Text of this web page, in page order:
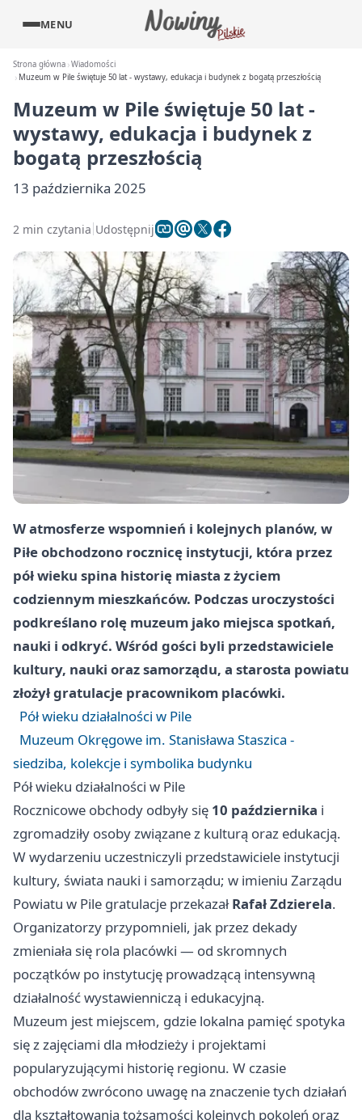
MENU
Strona główna Wiadomości
Muzeum w Pile świętuje 50 lat - wystawy, edukacja i budynek z bogatą przeszłością
Muzeum w Pile świętuje 50 lat -
wystawy, edukacja i budynek z
bogatą przeszłością
13 października 2025
2 min czytania Udostępnij
W atmosferze wspomnień i kolejnych planów, w
Piłe obchodzono rocznicę instytucji, która przez
pół wieku spina historię miasta z życiem
codziennym mieszkańców. Podczas uroczystości
podkreślano rolę muzeum jako miejsca spotkań,
nauki i odkryć. Wśród gości byli przedstawiciele
kultury, nauki oraz samorządu, a starosta powiatu
złożył gratulacje pracownikom placówki.
Pół wieku działalności w Pile
Muzeum Okręgowe im. Stanisława Staszica -
siedziba, kolekcje i symbolika budynku
Pół wieku działalności w Pile
Rocznicowe obchody odbyły się 10 października i
zgromadziły osoby związane z kulturą oraz edukacją.
W wydarzeniu uczestniczyli przedstawiciele instytucji
kultury, świata nauki i samorządu; w imieniu Zarządu
Powiatu w Pile gratulacje przekazałRafał Zdzierela.
Organizatorzy przypomnieli, jak przez dekady
zmieniała się rola placówki — od skromnych
początków po instytucję prowadzącą intensywną
działalność wystawienniczą i edukacyjną.
Muzeum jest miejscem, gdzie lokalna pamięć spotyka
się z zajęciami dla młodzieży i projektami
popularyzującymi historię regionu. W czasie
obchodów zwrócono uwagę na znaczenie tych działań
dla kształtowania tożsamości kolejnych pokoleń oraz